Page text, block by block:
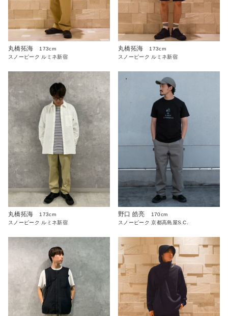
丸橋拓海
173cm
スノーピーク ルミネ新宿
丸橋拓海
173cm
スノーピーク ルミネ新宿
丸橋拓海
173cm
スノーピーク ルミネ新宿
野口 皓亮
170cm
スノーピーク 京都高島屋S.C.